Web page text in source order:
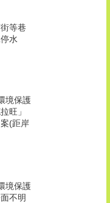
等巷
水
境保護
旺」
(距岸
境保護
不明